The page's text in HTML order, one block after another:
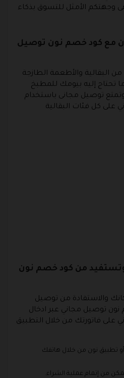
وجهتكم الأمثل للتسوق بذكاء
مع كود خصم نون توصيل
البقالية والأطعمة الطازجة
تحتاج إليه بيومك للمطبخ
وتمتع توصيل مجانى باستخدام
كل فئات البقالية
من كود خصم نون
والاستفادة من توصيل
توصيل مجاني عبر ادخال
على فاتورتك من خلال التطبيق
أو تطبيق نون من خلال هاتفك
من إتمام عملية الشراء.